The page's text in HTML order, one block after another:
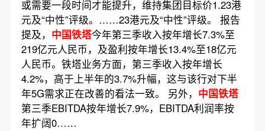
或需要一段时间才能提升，维持集团目标价1.23港
元及“中性”评级。……23港元及“中性”评级。 报告
提及， 中国铁塔今年第三季收入按年增长7.3%至
219亿元人民币，及盈利按年增长13.4%至18亿元
人民币。铁塔业务方面，第三季收入按年增长
4.2%，高于上半年的3.7%升幅，这与该行对下半
年5G需求正在改善的看法一致。 另外， 中国铁塔
第三季EBITDA按年增长7.9%，EBITDA利润率按
年扩阔0……